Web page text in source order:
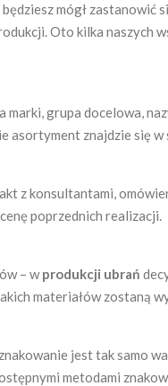
mógł zastanowić
Oto kilka naszych
marki, grupa docelowa,
asortyment znajdzie się w
z konsultantami,
poprzednich realizacji.
– wprodukcji ubrań
materiałów zostaną
jest tak samo
metodami